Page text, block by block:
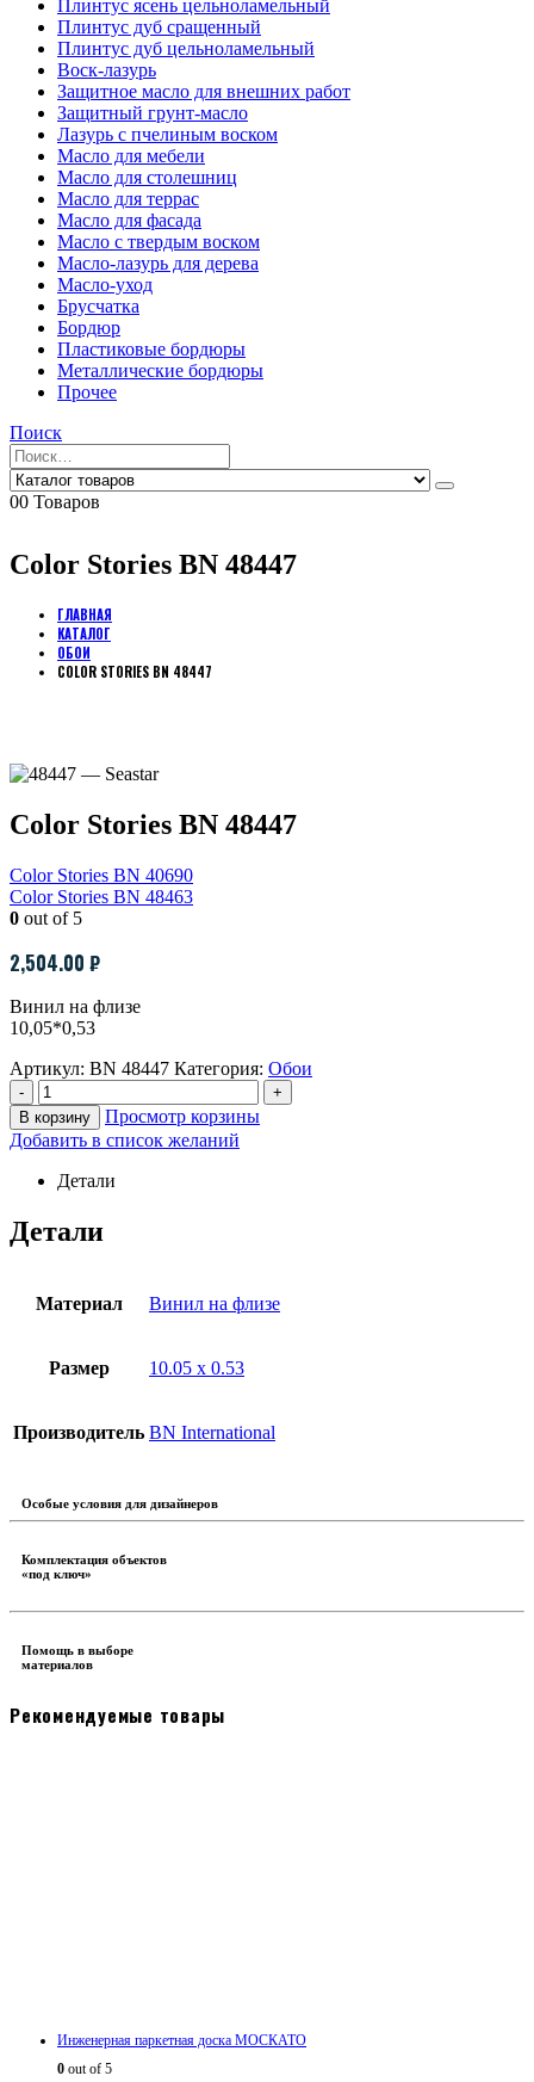
Плинтус ясень цельноламельный
Плинтус дуб сращенный
Плинтус дуб цельноламельный
Воск-лазурь
Защитное масло для внешних работ
Защитный грунт-масло
Лазурь с пчелиным воском
Масло для мебели
Масло для столешниц
Масло для террас
Масло для фасада
Масло с твердым воском
Масло-лазурь для дерева
Масло-уход
Брусчатка
Бордюр
Пластиковые бордюры
Металлические бордюры
Прочее
Поиск
00 Товаров
Color Stories BN 48447
ГЛАВНАЯ
КАТАЛОГ
ОБОИ
COLOR STORIES BN 48447
Color Stories BN 48447
Color Stories BN 40690
Color Stories BN 48463
0 out of 5
2,504.00 ₽
Винил на флизе
10,05*0,53
Артикул: BN 48447 Категория: Обои
-
+
В корзину
Просмотр корзины
Добавить в список желаний
Детали
Детали
Материал Винил на флизе
Размер 10.05 х 0.53
Производитель BN International
Особые условия для дизайнеров
Комплектация объектов
«под ключ»
Помощь в выборе
материалов
Рекомендуемые товары
Инженерная паркетная доска МОСКАТО
0 out of 5